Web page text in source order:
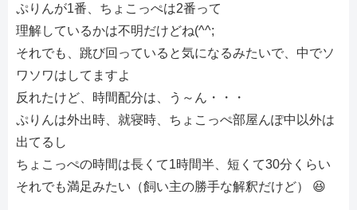
ぷりんが1番、ちょこっぺは2番って
理解しているかは不明だけどね(^^;
それでも、跳び回っていると気になるみたいで、中でソ
ワソワはしてますよ
反れたけど、時間配分は、う～ん・・・
ぷりんは外出時、就寝時、ちょこっぺ部屋んぽ中以外は
出てるし
ちょこっぺの時間は長くて1時間半、短くて30分くらい
それでも満足みたい（飼い主の勝手な解釈だけど） 😆